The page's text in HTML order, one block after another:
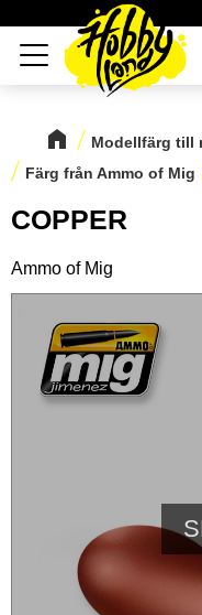
Meny
Modellfärg till
Färg från Ammo of Mig
COPPER
Ammo of Mig